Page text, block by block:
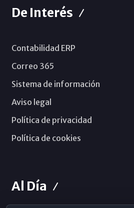
De Interés
Contabilidad ERP
Correo 365
Sistema de información
Aviso legal
Política de privacidad
Política de cookies
Al Día